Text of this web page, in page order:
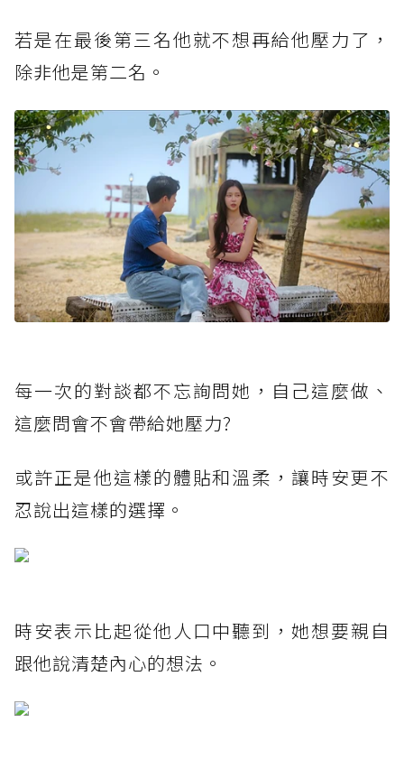
若是在最後第三名他就不想再給他壓力了，
除非他是第二名。
每一次的對談都不忘詢問她，自己這麼做、
這麼問會不會帶給她壓力?
或許正是他這樣的體貼和溫柔，讓時安更不
忍說出這樣的選擇。
時安表示比起從他人口中聽到，她想要親自
跟他說清楚內心的想法。